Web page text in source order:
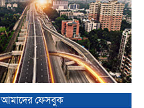
আমাদের ফেসবুক